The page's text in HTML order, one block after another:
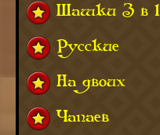
Шашки 3 в 1
Русские
На двоих
Чапаев